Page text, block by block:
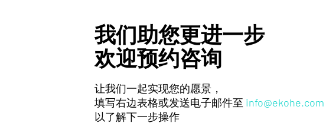
我们助您更进一步
欢迎预约咨询
让我们一起实现您的愿景，
填写右边表格或发送电子邮件至 info@ekohe.com
以了解下一步操作